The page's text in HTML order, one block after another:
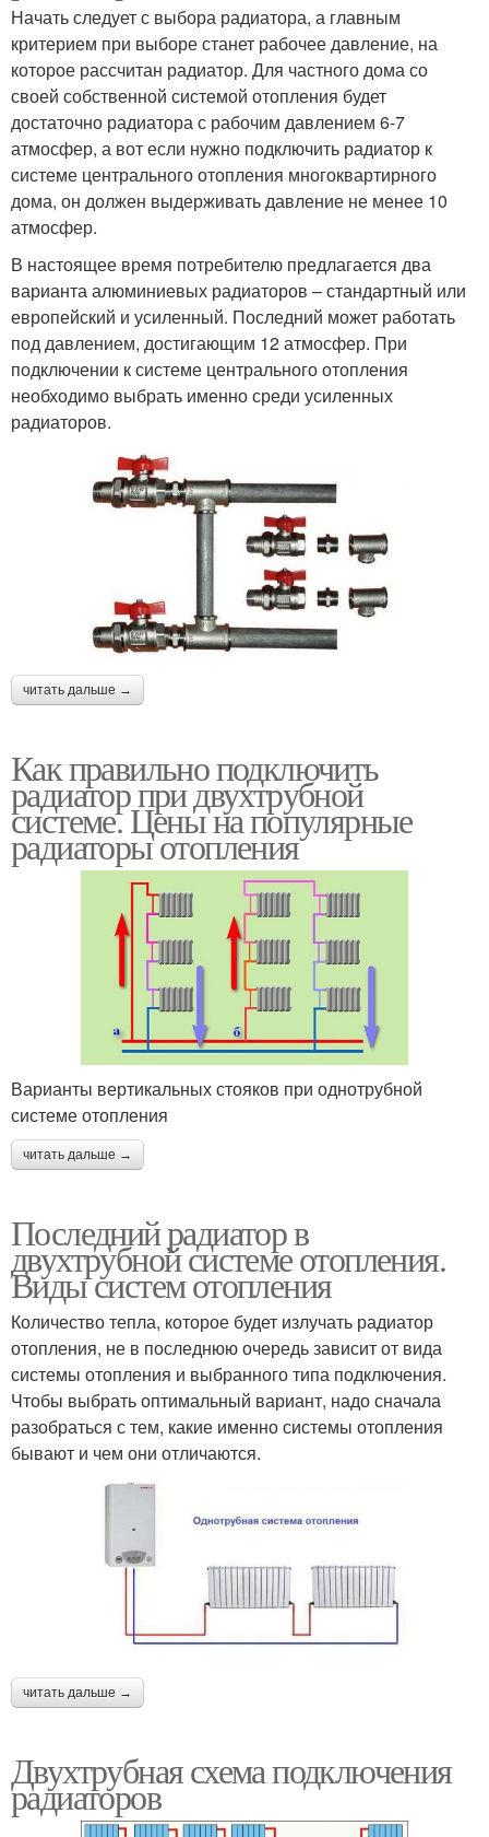
Начать следует с выбора радиатора, а главным
критерием при выборе станет рабочее давление, на
которое рассчитан радиатор. Для частного дома со
своей собственной системой отопления будет
достаточно радиатора с рабочим давлением 6-7
атмосфер, а вот если нужно подключить радиатор к
системе центрального отопления многоквартирного
дома, он должен выдерживать давление не менее 10
атмосфер.
В настоящее время потребителю предлагается два
варианта алюминиевых радиаторов – стандартный или
европейский и усиленный. Последний может работать
под давлением, достигающим 12 атмосфер. При
подключении к системе центрального отопления
необходимо выбрать именно среди усиленных
радиаторов.
читать дальше →
Как правильно подключить
радиатор при двухтрубной
системе. Цены на популярные
радиаторы отопления
Варианты вертикальных стояков при однотрубной
системе отопления
читать дальше →
Последний радиатор в
двухтрубной системе отопления.
Виды систем отопления
Количество тепла, которое будет излучать радиатор
отопления, не в последнюю очередь зависит от вида
системы отопления и выбранного типа подключения.
Чтобы выбрать оптимальный вариант, надо сначала
разобраться с тем, какие именно системы отопления
бывают и чем они отличаются.
читать дальше →
Двухтрубная схема подключения
радиаторов